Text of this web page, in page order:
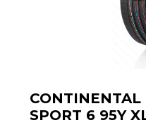
SPORT 6 95Y